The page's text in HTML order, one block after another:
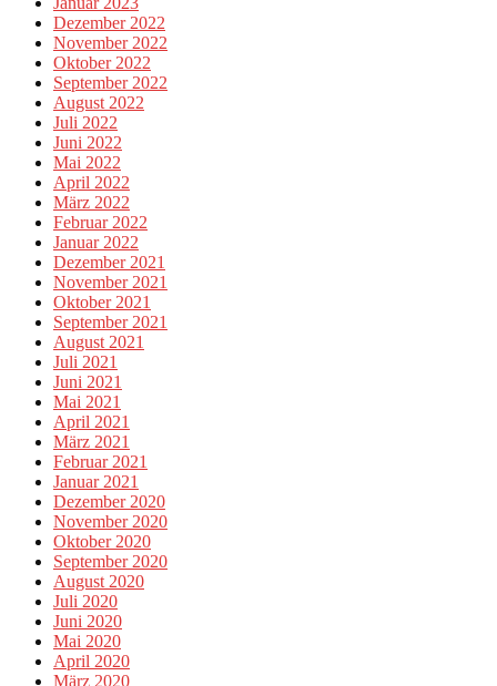
Dezember 2022
November 2022
Oktober 2022
September 2022
August 2022
Juli 2022
Juni 2022
Mai 2022
April 2022
März 2022
Februar 2022
Januar 2022
Dezember 2021
November 2021
Oktober 2021
September 2021
August 2021
Juli 2021
Juni 2021
Mai 2021
April 2021
März 2021
Februar 2021
Januar 2021
Dezember 2020
November 2020
Oktober 2020
September 2020
August 2020
Juli 2020
Juni 2020
Mai 2020
April 2020
März 2020